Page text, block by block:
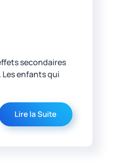
secondaires
enfants qui
Lire la Suite